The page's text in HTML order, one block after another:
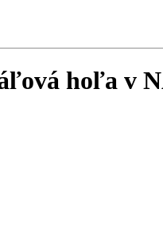
hoľa v